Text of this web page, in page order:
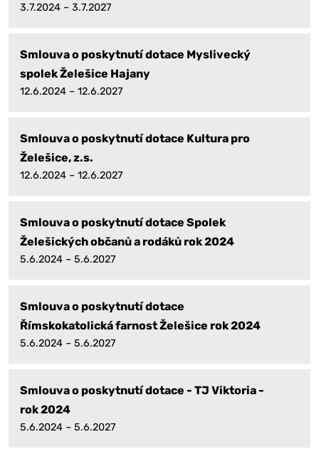
3.7.2024 – 3.7.2027
Smlouva o poskytnutí dotace Myslivecký
spolek Želešice Hajany
12.6.2024 – 12.6.2027
Smlouva o poskytnutí dotace Kultura pro
Želešice, z.s.
12.6.2024 – 12.6.2027
Smlouva o poskytnutí dotace Spolek
Želešických občanů a rodáků rok 2024
5.6.2024 – 5.6.2027
Smlouva o poskytnutí dotace
Římskokatolická farnost Želešice rok 2024
5.6.2024 – 5.6.2027
Smlouva o poskytnutí dotace - TJ Viktoria -
rok 2024
5.6.2024 – 5.6.2027